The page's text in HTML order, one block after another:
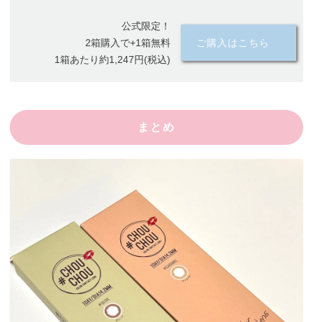
公式限定！
2箱購入で+1箱無料
1箱あたり約1,247円(税込)
ご購入はこちら
まとめ